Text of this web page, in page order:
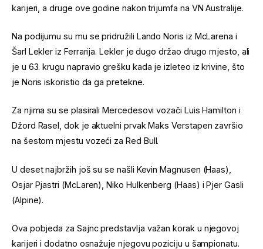
karijeri, a druge ove godine nakon trijumfa na VN Australije.
Na podijumu su mu se pridružili Lando Noris iz McLarena i
Šarl Lekler iz Ferrarija. Lekler je dugo držao drugo mjesto, ali
je u 63. krugu napravio grešku kada je izleteo iz krivine, što
je Noris iskoristio da ga pretekne.
Za njima su se plasirali Mercedesovi vozači Luis Hamilton i
Džord Rasel, dok je aktuelni prvak Maks Verstapen završio
na šestom mjestu vozeći za Red Bull.
U deset najbržih još su se našli Kevin Magnusen (Haas),
Osjar Pjastri (McLaren), Niko Hulkenberg (Haas) i Pjer Gasli
(Alpine).
Ova pobjeda za Sajnc predstavlja važan korak u njegovoj
karijeri i dodatno osnažuje njegovu poziciju u šampionatu.